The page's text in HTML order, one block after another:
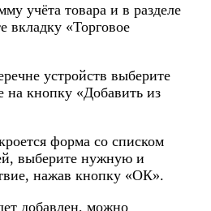
учёта товара и в разделе
вкладку «Торговое
устройств выберите
кнопку «Добавить из
форма со списком
выберите нужную и
нажав кнопку «ОК».
добавлен, можно